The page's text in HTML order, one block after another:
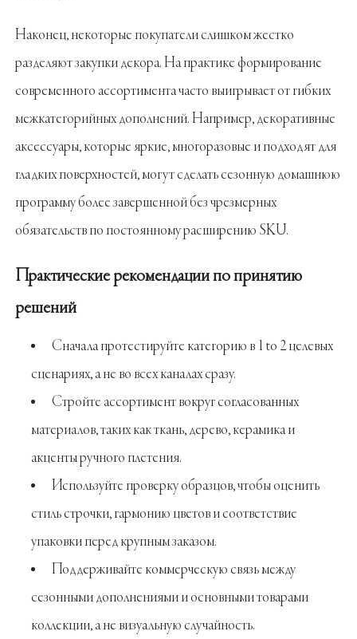
Наконец, некоторые покупатели слишком жестко
разделяют закупки декора. На практике формирование
современного ассортимента часто выигрывает от гибких
межкатегорийных дополнений. Например, декоративные
аксессуары, которые яркие, многоразовые и подходят для
гладких поверхностей, могут сделать сезонную домашнюю
программу более завершенной без чрезмерных
обязательств по постоянному расширению SKU.
Практические рекомендации по принятию
решений
Сначала протестируйте категорию в 1 to 2 целевых
сценариях, а не во всех каналах сразу.
Стройте ассортимент вокруг согласованных
материалов, таких как ткань, дерево, керамика и
акценты ручного плетения.
Используйте проверку образцов, чтобы оценить
стиль строчки, гармонию цветов и соответствие
упаковки перед крупным заказом.
Поддерживайте коммерческую связь между
сезонными дополнениями и основными товарами
коллекции, а не визуальную случайность.